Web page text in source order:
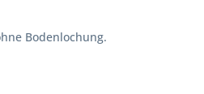
Bodenlochung.